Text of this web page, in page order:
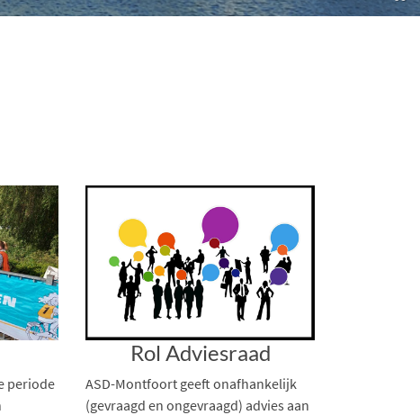
periode
Rol Adviesraad
ASD-Montfoort geeft onafhankelijk
(gevraagd en ongevraagd) advies aan